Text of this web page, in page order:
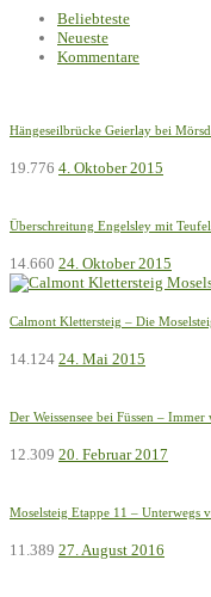
Beliebteste
Neueste
Kommentare
Hängeseilbrücke Geierlay bei
19.776 4. Oktober 2015
Überschreitung Engelsley mit
14.660 24. Oktober 2015
Calmont Klettersteig – Die
14.124 24. Mai 2015
Der Weissensee bei Füssen –
12.309 20. Februar 2017
Moselsteig Etappe 11 – Unterwegs
11.389 27. August 2016